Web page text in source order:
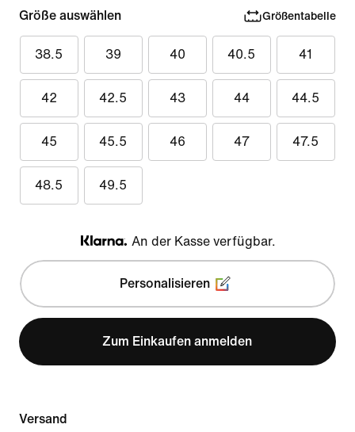
Größe auswählen Größentabelle
38.5 39 40 40.5 41
42 42.5 43 44 44.5
45 45.5 46 47 47.5
48.5 49.5
Klarna
An der Kasse verfügbar.
Personalisieren
Zum Einkaufen anmelden
Versand